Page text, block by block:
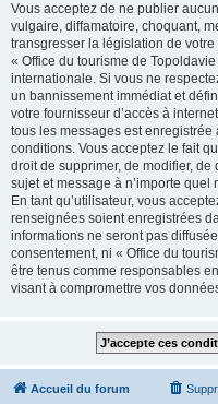
Vous acceptez de ne publier
vulgaire, diffamatoire, choquant,
transgresser la législation de
« Office du tourisme de
internationale. Si vous ne
un bannissement immédiat et
votre fournisseur d’accès à
tous les messages est enregistrée
conditions. Vous acceptez le fait
droit de supprimer, de modifier, de
sujet et message à n’importe
En tant qu’utilisateur, vous
renseignées soient enregistrées
informations ne seront pas
consentement, ni « Office du
être tenus comme responsables
visant à compromettre vos
Accueil du forum